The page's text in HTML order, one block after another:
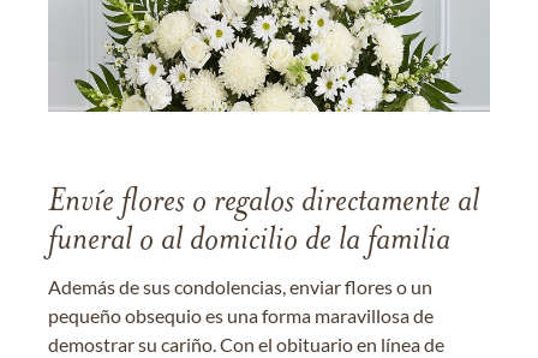
Envíe flores o regalos directamente al
funeral o al domicilio de la familia
Además de sus condolencias, enviar flores o un
pequeño obsequio es una forma maravillosa de
demostrar su cariño. Con el obituario en línea de